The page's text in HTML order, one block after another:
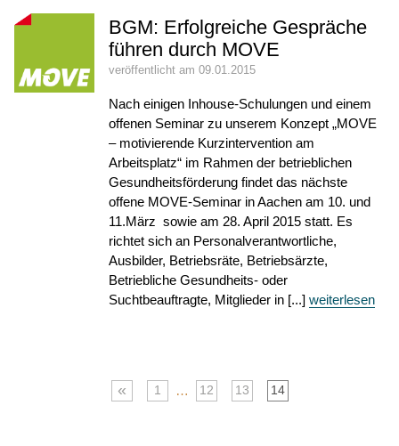
BGM: Erfolgreiche Gespräche
führen durch MOVE
veröffentlicht am 09.01.2015
Nach einigen Inhouse-Schulungen und einem
offenen Seminar zu unserem Konzept „MOVE
– motivierende Kurzintervention am
Arbeitsplatz“ im Rahmen der betrieblichen
Gesundheitsförderung findet das nächste
offene MOVE-Seminar in Aachen am 10. und
11.März sowie am 28. April 2015 statt. Es
richtet sich an Personalverantwortliche,
Ausbilder, Betriebsräte, Betriebsärzte,
Betriebliche Gesundheits- oder
Suchtbeauftragte, Mitglieder in [...] weiterlesen
« 1 … 12 13 14